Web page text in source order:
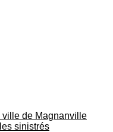
ville de Magnanville
sinistrés